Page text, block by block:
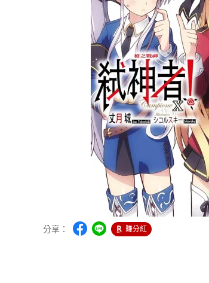
分享： 賺分紅